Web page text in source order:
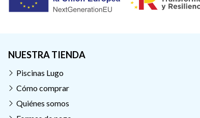
NUESTRA TIENDA
Piscinas Lugo
Cómo comprar
Quiénes somos